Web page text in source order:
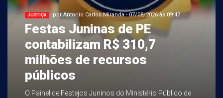
JUSTIÇA por Antonio Carlos Miranda - 07/08/2026 às 09:47
Festas Juninas de PE
contabilizam R$ 310,7
milhões de recursos
públicos
O Painel de Festejos Juninos do Ministério Público de